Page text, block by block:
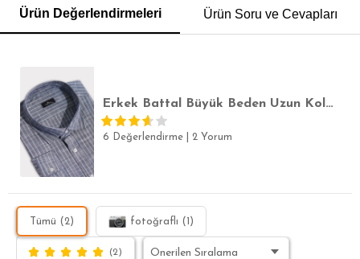
POLO YAKA T-SHIRT KEMER BOXER
Ürün Değerlendirmeleri Ürün Soru ve Cevapları
Erkek Battal Büyük Beden Uzun Kollu Çizgili Keten Efektli Spor Yaka Füme Gömlek
6 Değerlendirme 2 Yorum
Tümü (2) fotoğraflı (1)
(2)